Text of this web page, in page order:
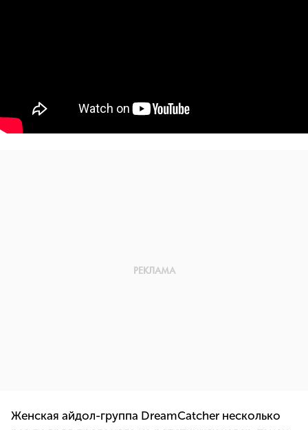
Женская айдол-группа DreamCatcher несколько